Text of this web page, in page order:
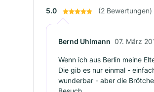
5.0 (2 Bewertungen)
Bernd Uhlmann 07. März
Wenn ich aus Berlin meine
Die gib es nur einmal -
wunderbar - aber die